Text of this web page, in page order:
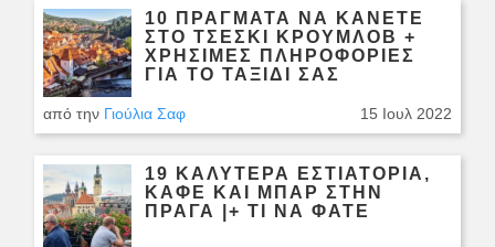
10 ΠΡΆΓΜΑΤΑ ΝΑ ΚΆΝΕΤΕ
ΣΤΟ ΤΣΈΣΚΙ ΚΡΟΎΜΛΟΒ +
ΧΡΉΣΙΜΕΣ ΠΛΗΡΟΦΟΡΊΕΣ
ΓΙΑ ΤΟ ΤΑΞΊΔΙ ΣΑΣ
από την Γιούλια Σαφ 15 Ιουλ 2022
19 ΚΑΛΎΤΕΡΑ ΕΣΤΙΑΤΌΡΙΑ,
ΚΑΦΈ ΚΑΙ ΜΠΑΡ ΣΤΗΝ
ΠΡΆΓΑ |+ ΤΙ ΝΑ ΦΆΤΕ